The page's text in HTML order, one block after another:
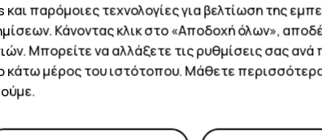
παρόμοιες τεχνολογίες για βελτίωση της
Κάνοντας κλικ στο «Αποδοχή όλων»,
Μπορείτε να αλλάξετε τις ρυθμίσεις σας ανά
κάτω μέρος του ιστότοπου. Μάθετε